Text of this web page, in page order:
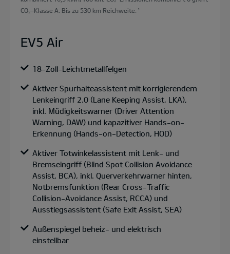
CO₂-Klasse A. Bis zu 530 km Reichweite. ¹
EV5 Air
18-Zoll-Leichtmetallfelgen
Aktiver Spurhalteassistent mit korrigierendem
Lenkeingriff 2.0 (Lane Keeping Assist, LKA),
inkl. Müdigkeitswarner (Driver Attention
Warning, DAW) und kapazitiver Hands-on-
Erkennung (Hands-on-Detection, HOD)
Aktiver Totwinkelassistent mit Lenk- und
Bremseingriff (Blind Spot Collision Avoidance
Assist, BCA), inkl. Querverkehrwarner hinten,
Notbremsfunktion (Rear Cross-Traffic
Collision-Avoidance Assist, RCCA) und
Ausstiegsassistent (Safe Exit Assist, SEA)
Außenspiegel beheiz- und elektrisch
einstellbar